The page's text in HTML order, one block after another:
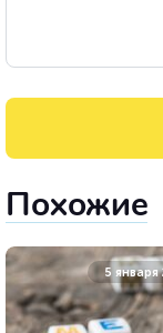
Похожие
5 января